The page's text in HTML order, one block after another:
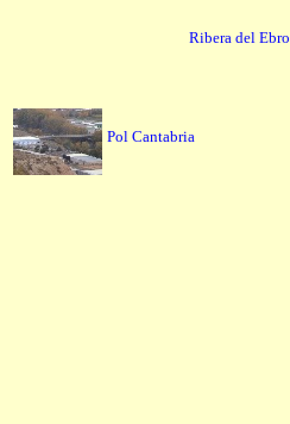
Ribera del Ebro
Pol Cantabria